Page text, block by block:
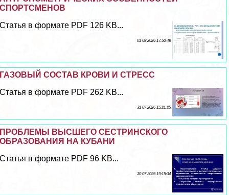
СПОРТСМЕНОВ
Статья в формате PDF 126 KB...
01 08 2026 17:50:48
ГАЗОВЫЙ СОСТАВ КРОВИ И СТРЕСС
Статья в формате PDF 262 KB...
31 07 2026 15:21:25
ПРОБЛЕМЫ ВЫСШЕГО СЕСТРИНСКОГО
ОБРАЗОВАНИЯ НА КУБАНИ
Статья в формате PDF 96 KB...
30 07 2026 19:15:34